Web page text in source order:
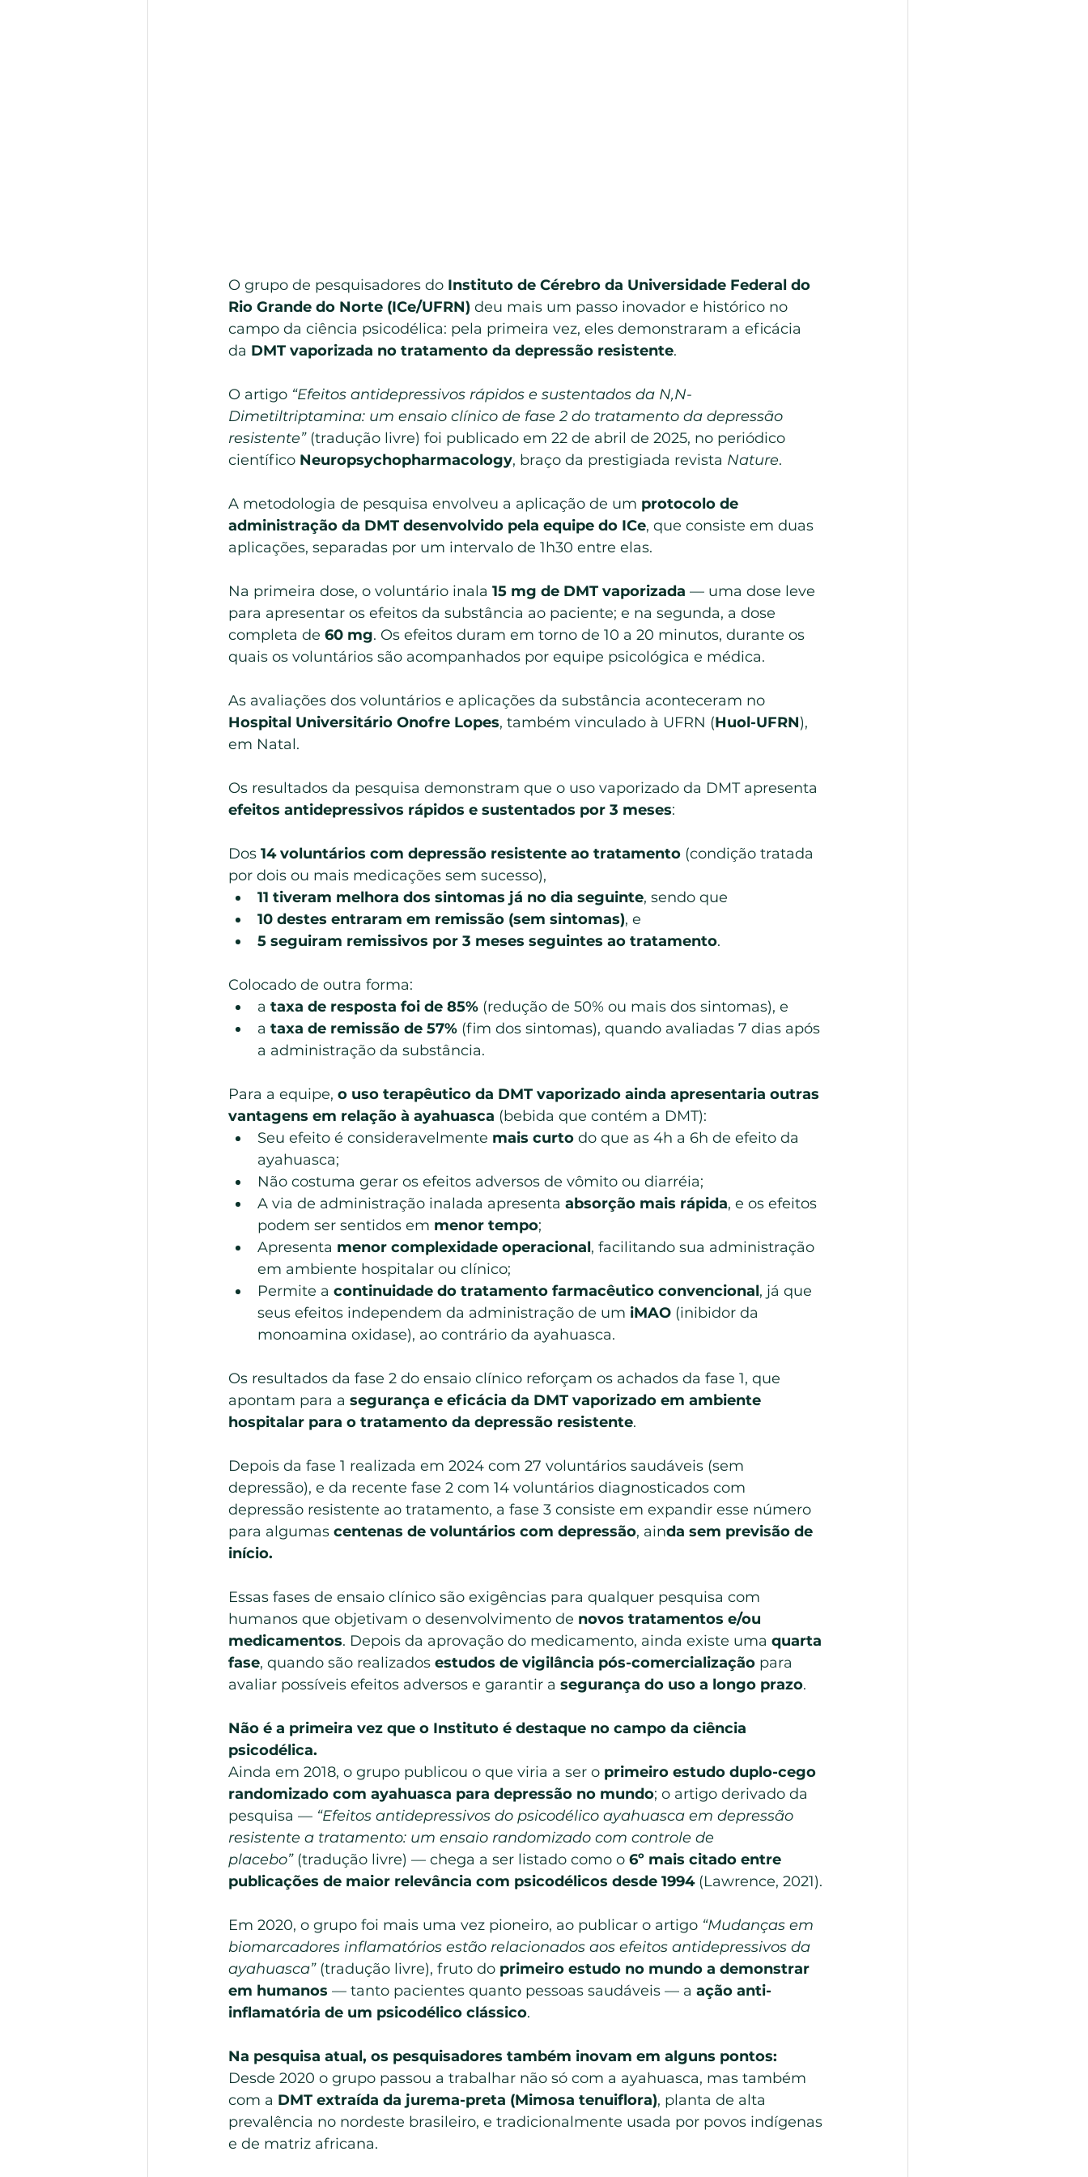
O grupo de pesquisadores do Instituto de Cérebro da Universidade Federal do
Rio Grande do Norte (ICe/UFRN) deu mais um passo inovador e histórico no
campo da ciência psicodélica: pela primeira vez, eles demonstraram a eficácia
da DMT vaporizada no tratamento da depressão resistente.
O artigo “Efeitos antidepressivos rápidos e sustentados da N,N-
Dimetiltriptamina: um ensaio clínico de fase 2 do tratamento da depressão
resistente” (tradução livre) foi publicado em 22 de abril de 2025, no periódico
científico Neuropsychopharmacology, braço da prestigiada revista Nature.
A metodologia de pesquisa envolveu a aplicação de um protocolo de
administração da DMT desenvolvido pela equipe do ICe, que consiste em duas
aplicações, separadas por um intervalo de 1h30 entre elas.
Na primeira dose, o voluntário inala 15 mg de DMT vaporizada — uma dose leve
para apresentar os efeitos da substância ao paciente; e na segunda, a dose
completa de 60 mg. Os efeitos duram em torno de 10 a 20 minutos, durante os
quais os voluntários são acompanhados por equipe psicológica e médica.
As avaliações dos voluntários e aplicações da substância aconteceram no
Hospital Universitário Onofre Lopes, também vinculado à UFRN (Huol-UFRN),
em Natal.
Os resultados da pesquisa demonstram que o uso vaporizado da DMT apresenta
efeitos antidepressivos rápidos e sustentados por 3 meses:
Dos 14 voluntários com depressão resistente ao tratamento (condição tratada
por dois ou mais medicações sem sucesso),
11 tiveram melhora dos sintomas já no dia seguinte, sendo que
10 destes entraram em remissão (sem sintomas), e
5 seguiram remissivos por 3 meses seguintes ao tratamento.
Colocado de outra forma:
a taxa de resposta foi de 85% (redução de 50% ou mais dos sintomas), e
a taxa de remissão de 57% (fim dos sintomas), quando avaliadas 7 dias após
a administração da substância.
Para a equipe, o uso terapêutico da DMT vaporizado ainda apresentaria outras
vantagens em relação à ayahuasca (bebida que contém a DMT):
Seu efeito é consideravelmente mais curto do que as 4h a 6h de efeito da
ayahuasca;
Não costuma gerar os efeitos adversos de vômito ou diarréia;
A via de administração inalada apresenta absorção mais rápida, e os efeitos
podem ser sentidos em menor tempo;
Apresenta menor complexidade operacional, facilitando sua administração
em ambiente hospitalar ou clínico;
Permite a continuidade do tratamento farmacêutico convencional, já que
seus efeitos independem da administração de um iMAO (inibidor da
monoamina oxidase), ao contrário da ayahuasca.
Os resultados da fase 2 do ensaio clínico reforçam os achados da fase 1, que
apontam para a segurança e eficácia da DMT vaporizado em ambiente
hospitalar para o tratamento da depressão resistente.
Depois da fase 1 realizada em 2024 com 27 voluntários saudáveis (sem
depressão), e da recente fase 2 com 14 voluntários diagnosticados com
depressão resistente ao tratamento, a fase 3 consiste em expandir esse número
para algumas centenas de voluntários com depressão, ainda sem previsão de
início.
Essas fases de ensaio clínico são exigências para qualquer pesquisa com
humanos que objetivam o desenvolvimento de novos tratamentos e/ou
medicamentos. Depois da aprovação do medicamento, ainda existe uma quarta
fase, quando são realizados estudos de vigilância pós-comercialização para
avaliar possíveis efeitos adversos e garantir a segurança do uso a longo prazo.
Não é a primeira vez que o Instituto é destaque no campo da ciência
psicodélica.
Ainda em 2018, o grupo publicou o que viria a ser o primeiro estudo duplo-cego
randomizado com ayahuasca para depressão no mundo; o artigo derivado da
pesquisa — “Efeitos antidepressivos do psicodélico ayahuasca em depressão
resistente a tratamento: um ensaio randomizado com controle de
placebo” (tradução livre) — chega a ser listado como o 6º mais citado entre
publicações de maior relevância com psicodélicos desde 1994 (Lawrence, 2021).
Em 2020, o grupo foi mais uma vez pioneiro, ao publicar o artigo “Mudanças em
biomarcadores inflamatórios estão relacionados aos efeitos antidepressivos da
ayahuasca” (tradução livre), fruto do primeiro estudo no mundo a demonstrar
em humanos — tanto pacientes quanto pessoas saudáveis — a ação anti-
inflamatória de um psicodélico clássico.
Na pesquisa atual, os pesquisadores também inovam em alguns pontos:
Desde 2020 o grupo passou a trabalhar não só com a ayahuasca, mas também
com a DMT extraída da jurema-preta (Mimosa tenuiflora), planta de alta
prevalência no nordeste brasileiro, e tradicionalmente usada por povos indígenas
e de matriz africana.